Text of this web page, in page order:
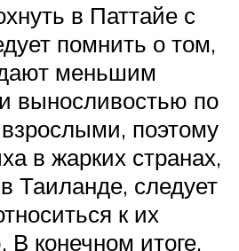
в Паттайе с
помнить о том,
меньшим
выносливостью по
поэтому
в жарких странах,
Таиланде, следует
к их
В конечном итоге,